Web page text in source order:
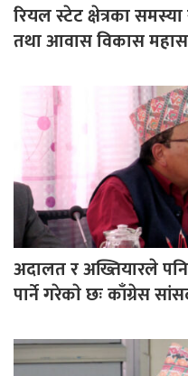
रियल स्टेट क्षेत्रका
तथा आवास विकास
अदालत र अख्तियारले पनि
पार्ने गरेकाे छः काँग्रेस